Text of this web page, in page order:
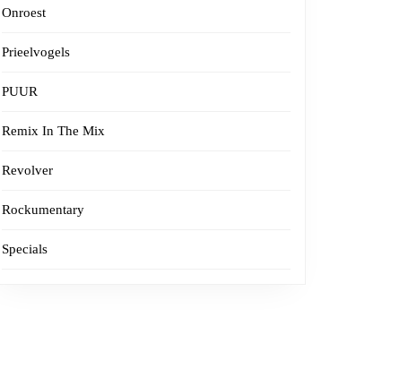
Onroest
Prieelvogels
PUUR
Remix In The Mix
Revolver
Rockumentary
Specials